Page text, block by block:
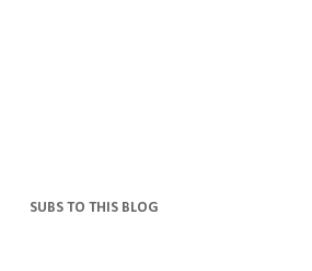
SUBS TO THIS BLOG